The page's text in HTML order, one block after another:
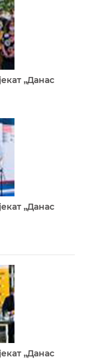
„Данас
„Данас
„Данас